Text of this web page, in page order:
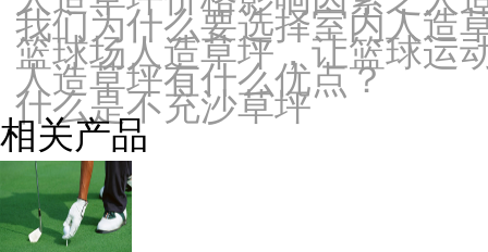
我们为什么要选择室内人造
篮球场人造草坪，让篮球运
人造草坪有什么优点？
什么是不充沙草坪
相关产品